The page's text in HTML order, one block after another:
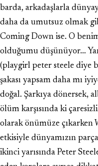
barda, arkadaşlarla
daha da umutsuz olmak
Coming Down ise. O
olduğumu düşünüyor…
(playgirl peter steele diye
şakası yapsam daha mı
doğal. Şarkıya dönersek,
ölüm karşısında ki
olarak önümüze çıkarken
etkisiyle dünyamızın
ikinci yarısında Peter